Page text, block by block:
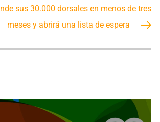
sus 30.000 dorsales en menos de tres
meses y abrirá una lista de espera